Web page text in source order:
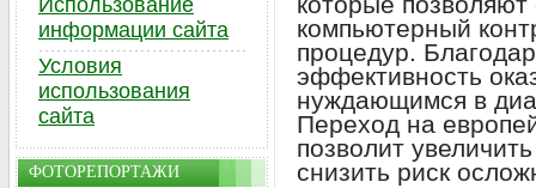
компьютерный
процедур.
эффективность
нуждающимся в
Переход на
позволит
снизить риск
Использование
информации сайта
Условия
использования
сайта
ФОТОРЕПОРТАЖИ